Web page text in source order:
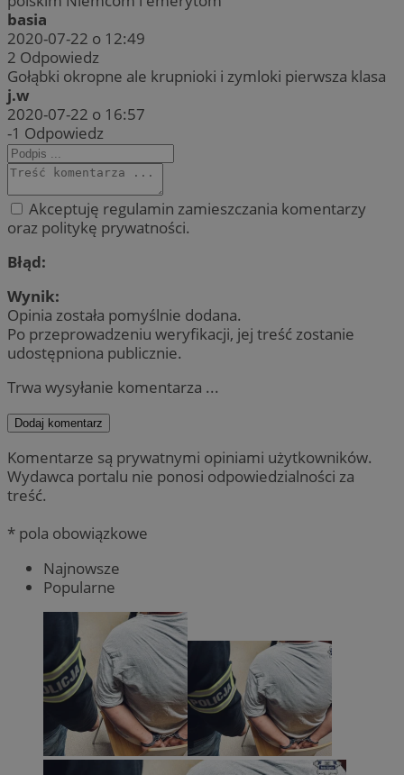
basia
2020-07-22 o 12:49
2 Odpowiedz
Gołąbki okropne ale krupnioki i zymloki pierwsza klasa
j.w
2020-07-22 o 16:57
-1 Odpowiedz
Akceptuję regulamin zamieszczania komentarzy
oraz politykę prywatności.
Błąd:
Wynik:
Opinia została pomyślnie dodana.
Po przeprowadzeniu weryfikacji, jej treść zostanie
udostępniona publicznie.
Trwa wysyłanie komentarza ...
Dodaj komentarz
Komentarze są prywatnymi opiniami użytkowników.
Wydawca portalu nie ponosi odpowiedzialności za
treść.
* pola obowiązkowe
Najnowsze
Popularne